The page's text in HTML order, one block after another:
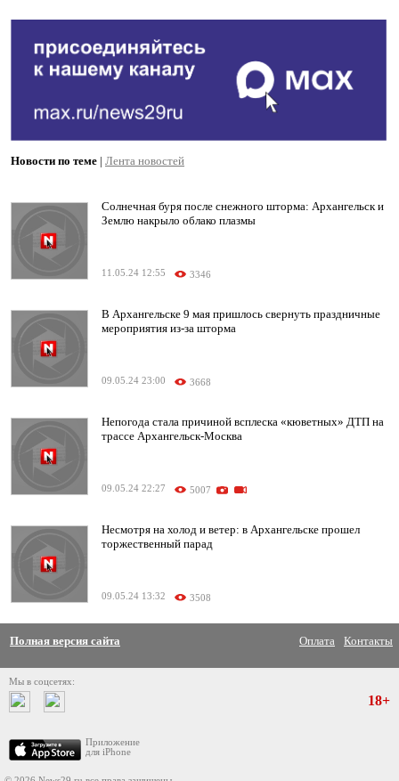
Новости по теме | Лента новостей
Солнечная буря после снежного шторма: Архангельск и
Землю накрыло облако плазмы
11.05.24 12:55 3346
В Архангельске 9 мая пришлось свернуть праздничные
мероприятия из-за шторма
09.05.24 23:00 3668
Непогода стала причиной всплеска «кюветных» ДТП на
трассе Архангельск-Москва
09.05.24 22:27 5007
Несмотря на холод и ветер: в Архангельске прошел
торжественный парад
09.05.24 13:32 3508
Полная версия сайта Оплата Контакты
Мы в соцсетях:
Приложение
для iPhone
18+